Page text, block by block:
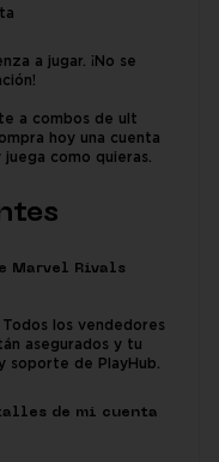
a jugar. ¡No se
a combos de ult
hoy una cuenta
como quieras.
Marvel Rivals
los vendedores
asegurados y tu
soporte de PlayHub.
de mi cuenta